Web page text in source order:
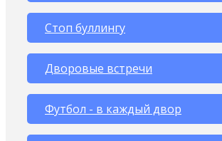
Стоп буллингу
Дворовые встречи
Футбол - в каждый двор